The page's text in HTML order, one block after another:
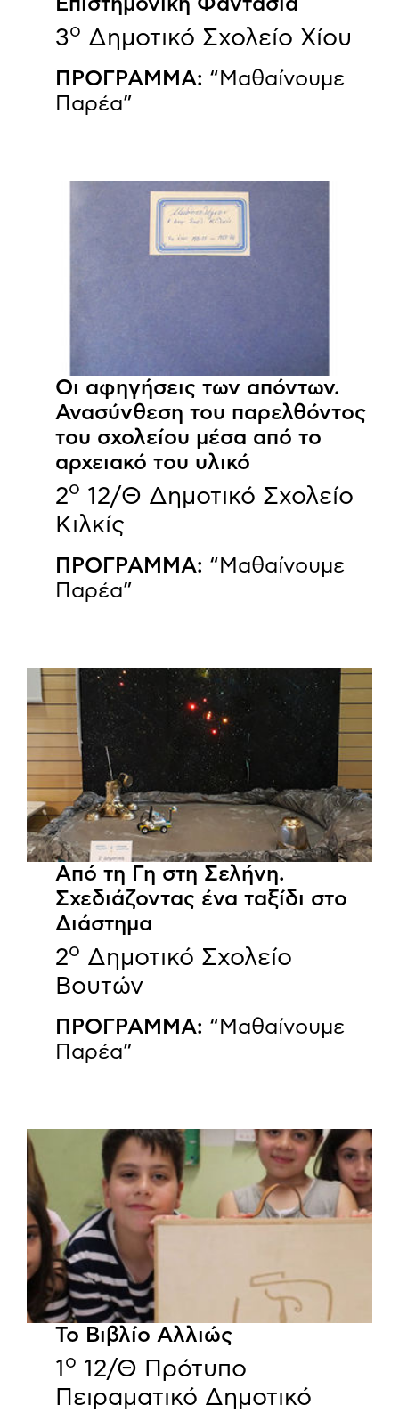
Επιστημονική Φαντασία
3ο Δημοτικό Σχολείο Χίου
ΠΡΟΓΡΑΜΜΑ: “Μαθαίνουμε
Παρέα”
Οι αφηγήσεις των απόντων.
Ανασύνθεση του παρελθόντος
του σχολείου μέσα από το
αρχειακό του υλικό
2o 12/Θ Δημοτικό Σχολείο
Κιλκίς
ΠΡΟΓΡΑΜΜΑ: “Μαθαίνουμε
Παρέα”
Από τη Γη στη Σελήνη.
Σχεδιάζοντας ένα ταξίδι στο
Διάστημα
2ο Δημοτικό Σχολείο
Βουτών
ΠΡΟΓΡΑΜΜΑ: “Μαθαίνουμε
Παρέα”
Το Βιβλίο Αλλιώς
1 ο 12/Θ Πρότυπο
Πειραματικό Δημοτικό